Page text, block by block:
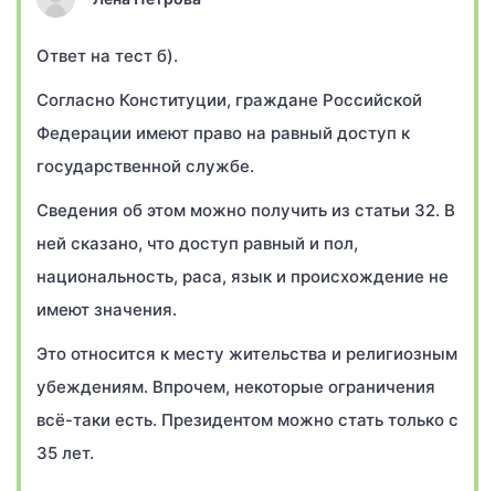
Ответ на тест б).
Согласно Конституции, граждане Российской
Федерации имеют право на равный доступ к
государственной службе.
Сведения об этом можно получить из статьи 32. В
ней сказано, что доступ равный и пол,
национальность, раса, язык и происхождение не
имеют значения.
Это относится к месту жительства и религиозным
убеждениям. Впрочем, некоторые ограничения
всё-таки есть. Президентом можно стать только с
35 лет.